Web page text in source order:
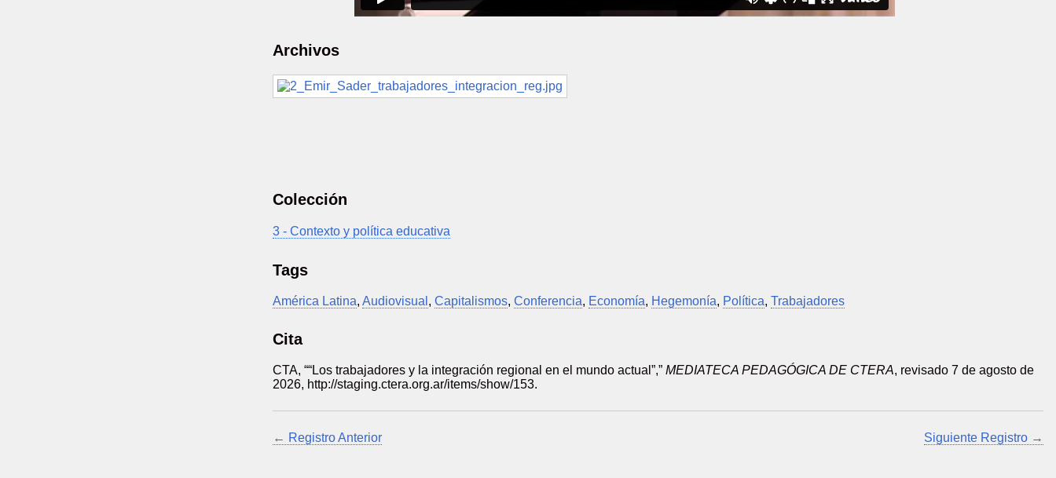
Archivos
Colección
3 - Contexto y política educativa
Tags
América Latina,Audiovisual ,Capitalismos,Conferencia, Economía, Hegemonía, Política,Trabajadores
Cita
CTA, ““Los trabajadores y la integración regional en el mundo actual”,”MEDIATECA PEDAGÓGICA DE CTERA, revisado 7 de agosto de
2026, http://staging.ctera.org.ar/items/show/153.
← Registro Anterior Siguiente Registro →